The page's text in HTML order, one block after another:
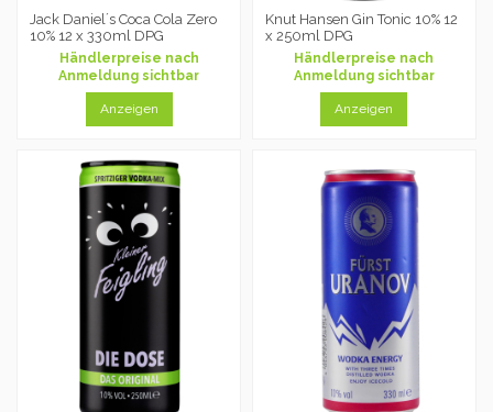
Jack Daniel´s Coca Cola Zero
10% 12 x 330ml DPG
Händlerpreise nach
Anmeldung sichtbar
Anzeigen
Knut Hansen Gin Tonic 10% 12
x 250ml DPG
Händlerpreise nach
Anmeldung sichtbar
Anzeigen